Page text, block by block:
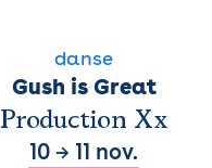
danse
Gush is Great
Production Xx
10 → 11 nov.